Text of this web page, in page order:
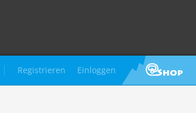
Registrieren Einloggen